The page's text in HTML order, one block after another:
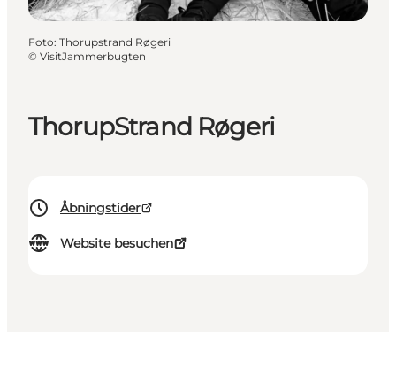
ThorupStrand Røgeri
Åbningstider
Website besuchen
Foto: Thorupstrand Røgeri
© VisitJammerbugten